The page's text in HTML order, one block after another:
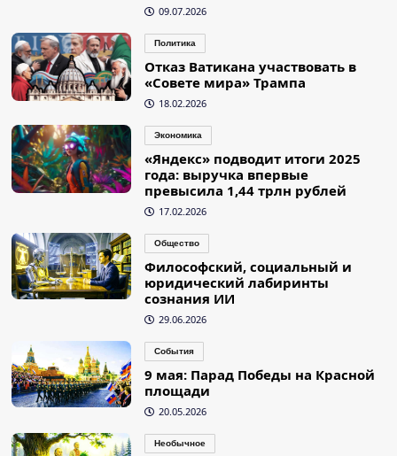
09.07.2026
Политика
Отказ Ватикана участвовать в
«Совете мира» Трампа
18.02.2026
Экономика
«Яндекс» подводит итоги 2025
года: выручка впервые
превысила 1,44 трлн рублей
17.02.2026
Общество
Философский, социальный и
юридический лабиринты
сознания ИИ
29.06.2026
События
9 мая: Парад Победы на Красной
площади
20.05.2026
Необычное